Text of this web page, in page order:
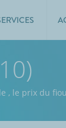
, le prix du